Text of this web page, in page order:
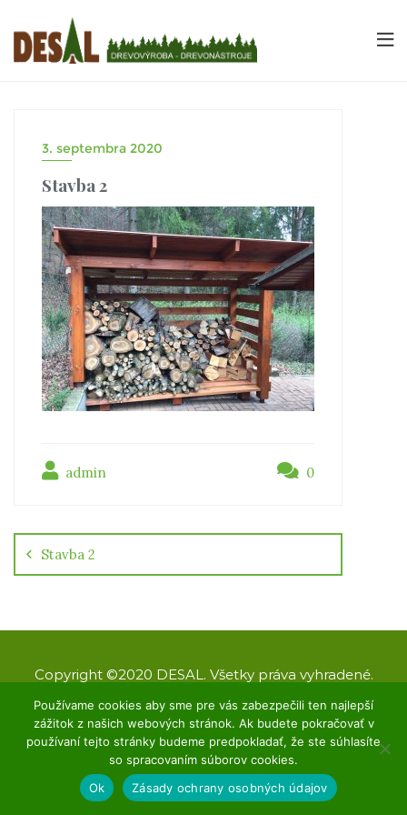
3. septembra 2020
Stavba 2
admin 0
v
článku
Stavba 2
Copyright ©2020 DESAL. Všetky práva vyhradené.
Designed by KAnet
O nás
GDPR Kontakt
Používame cookies aby sme pre vás zabezpečili ten najlepší
zážitok z našich webových stránok. Ak budete pokračovať v
používaní tejto stránky budeme predpokladať, že ste súhlasíte
so spracovaním súborov cookies.
Ok
Zásady ochrany osobných údajov